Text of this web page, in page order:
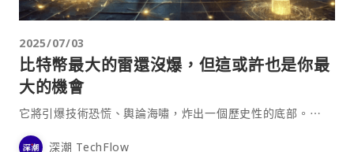
2025/07/03
比特幣最大的雷還沒爆，但這或許也是你最
大的機會
它將引爆技術恐慌、輿論海嘯，炸出一個歷史性的底部。⋯
深潮 TechFlow